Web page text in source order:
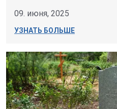
09. июня, 2025
УЗНАТЬ БОЛЬШЕ